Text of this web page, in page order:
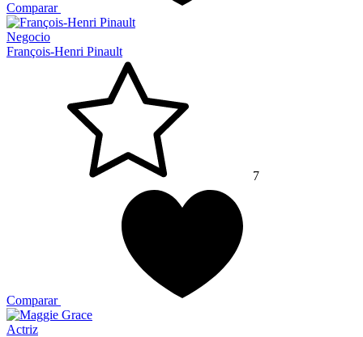
Comparar
Negocio
François-Henri Pinault
7
Comparar
Actriz